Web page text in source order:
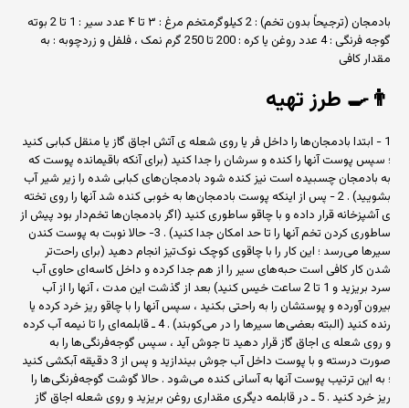
بادمجان (ترجیحاً بدون تخم) : 2 کیلوگرمتخم مرغ : ۳ تا ۴ عدد سیر : 1 تا 2 بوته
گوجه فرنگی : 4 عدد روغن یا کره : 200 تا 250 گرم نمک ، فلفل و زردچوبه : به
مقدار کافی
👨‍🍳 طرز تهیه
1 - ابتدا بادمجان‌ها را داخل فر یا روی شعله ی آتش اجاق گاز یا منقل کبابی کنید
؛ سپس پوست آنها را کنده و سرشان را جدا کنید (برای آنکه باقیمانده پوست که
به بادمجان چسبیده است نیز کنده شود بادمجان‌های کبابی شده را زیر شیر آب
بشویید) . 2 - پس از اینکه پوست بادمجان‌ها به خوبی کنده شد آنها را روی تخته
ی آشپزخانه قرار داده و با چاقو ساطوری کنید (اگر بادمجان‌ها تخم‌دار بود پیش از
ساطوری کردن تخم آنها را تا حد امکان جدا کنید) . 3- حالا نوبت به پوست کندن
سیرها می‌رسد ؛ این کار را با چاقوی کوچک نوک‌تیز انجام دهید (برای راحت‌تر
شدن کار کافی است حبه‌های سیر را از هم جدا کرده و داخل کاسه‌ای حاوی آب
سرد بریزید و 1 تا 2 ساعت خیس کنید) بعد از گذشت این مدت ، آنها را از آب
بیرون آورده و پوستشان را به راحتی بکنید ، سپس آنها را با چاقو ریز خرد کرده یا
رنده کنید (البته بعضی‌ها سیرها را در می‌کوبند) . 4 ـ قابلمه‌ای را تا نیمه آب کرده
و روی شعله ی اجاق گاز قرار دهید تا جوش آید ، سپس گوجه‌فرنگی‌ها را به
صورت درسته و با پوست داخل آب جوش بیندازید و پس از 3 دقیقه آبکشی کنید
؛ به این ترتیب پوست آنها به آسانی کنده می‌شود . حالا گوشت گوجه‌فرنگی‌ها را
ریز خرد کنید . 5 ـ در قابلمه دیگری مقداری روغن بریزید و روی شعله اجاق گاز